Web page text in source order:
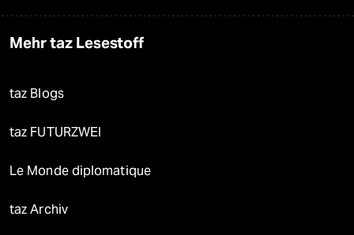
Mehr taz Lesestoff
taz Blogs
taz FUTURZWEI
Le Monde diplomatique
taz Archiv